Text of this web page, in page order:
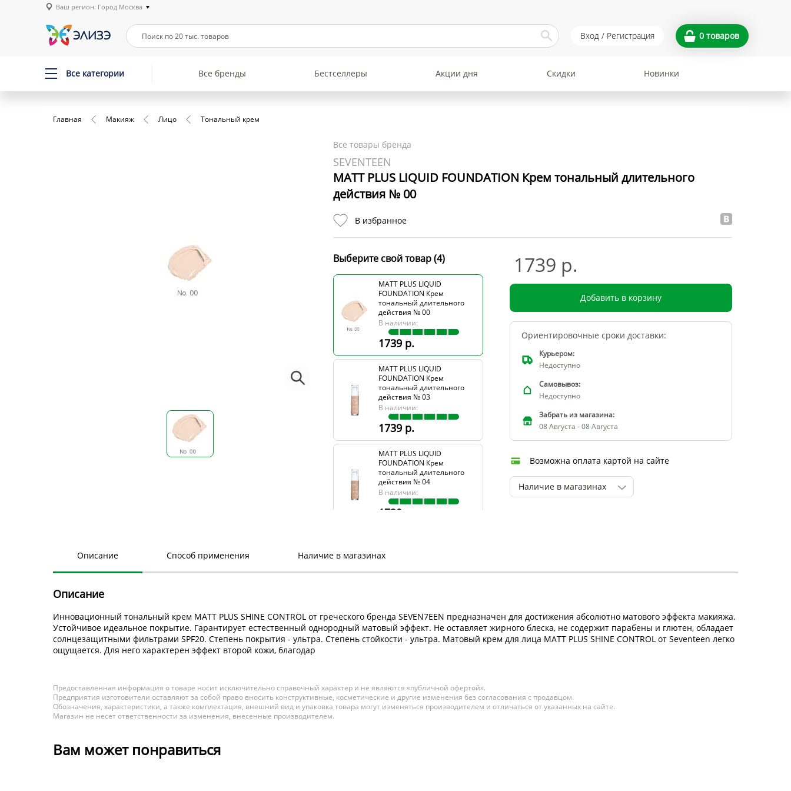
Ваш регион: Город Москва
Вход / Регистрация 0 товаров
Все категории Все бренды Бестселлеры Акции дня Скидки Новинки
Главная Макияж Лицо Тональный крем
Все товары бренда
SEVENTEEN
MATT PLUS LIQUID FOUNDATION Крем тональный длительного
действия № 00
В избранное
Выберите свой товар (4)
MATT PLUS LIQUID
FOUNDATION Крем
тональный длительного
действия № 00
В наличии:
1739 р.
MATT PLUS LIQUID
FOUNDATION Крем
тональный длительного
действия № 03
В наличии:
1739 р.
MATT PLUS LIQUID
FOUNDATION Крем
тональный длительного
действия № 04
В наличии:
1739 р.
тональный длительного
1739 р.
Добавить в корзину
Ориентировочные сроки доставки:
Курьером:
Недоступно
Самовывоз:
Недоступно
Забрать из магазина:
08 Августа - 08 Августа
Возможна оплата картой на сайте
Наличие в магазинах
Описание Способ применения Наличие в магазинах
Описание
Инновационный тональный крем MATT PLUS SHINE CONTROL от греческого бренда SEVEN7EEN предназначен для достижения абсолютно матового эффекта макияжа.
Устойчивое идеальное покрытие. Гарантирует естественный однородный матовый эффект. Не оставляет жирного блеска, не содержит парабены и глютен, обладает
солнцезащитными фильтрами SPF20. Степень покрытия - ультра. Степень стойкости - ультра. Матовый крем для лица MATT PLUS SHINE CONTROL от Seventeen легко
ощущается. Для него характерен эффект второй кожи, благодар
Предоставленная информация о товаре носит исключительно справочный характер и не являются «публичной офертой».
Предприятия изготовители оставляют за собой право вносить конструктивные, косметические и другие изменения без согласования с продавцом.
Обозначения, характеристики, а также комплектация, внешний вид и упаковка товара могут изменяться производителем и отличаться от указанных на сайте.
Магазин не несет ответственности за изменения, внесенные производителем.
Вам может понравиться